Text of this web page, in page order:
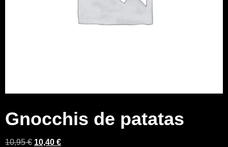
Gnocchis de patatas
10,95€ 10,40 €